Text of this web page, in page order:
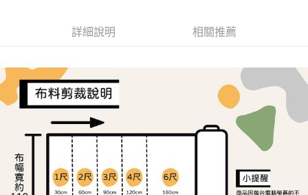
2.付款方式選擇「大哥付你分期」，訂單成立後會自動跳轉到大哥付的交易
3.實際核准額度、可分期數及費用金額請依後續交易確認頁面所載為準。
4.訂單成立30分鐘內，如未前往確認交易或遇審核未通過，訂單將自動取
消。如遇「轉專審核」未通過狀況，表示未達大哥付你分期系統評分，恕無
法說明評估內容。
【繳款方式說明】
1.分期款項不併入電信帳單，「大哥付你分期」於每月結算日後寄送繳費提
2.透過簡訊連結打開帳單後，可選擇「超商條碼／台灣大直營門市／銀行轉
帳／街口支付／iPASS MONEY」等通路繳費。
便利好安心！
１．簡單：不需註冊會員、不需綁卡、不需儲值。
２．便利：只要手機號碼，簡訊認證，即可結帳。
【「AFTEE先享後付」結帳流程】
１．於結帳方式選擇「AFTEE先享後付」後，將跳轉至「AFTEE先享後付」
結帳頁面，進行簡訊認證並確認金額後，即可完成結帳。
２．訂單成立數日內，您將收到繳費通知簡訊。
３．收到繳費通知簡訊後14天內，點擊此簡訊中的連結，可透過四大超商／
運送方式
每筆NT$65，滿NT$1,500(含以上)免運費
7-11取貨付款
每筆NT$65，滿NT$1,500(含以上)免運費
詳細說明 相關推薦